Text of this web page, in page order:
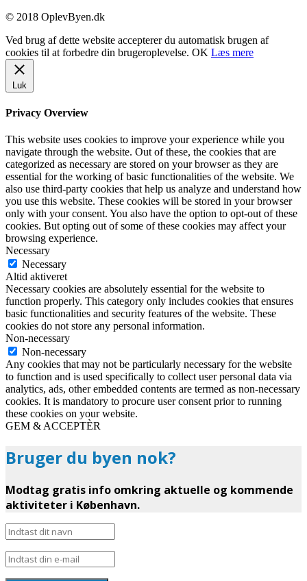
© 2018 OplevByen.dk
Ved brug af dette website accepterer du automatisk brugen af
cookies til at forbedre din brugeroplevelse. OK Læs mere
Luk
Privacy Overview
This website uses cookies to improve your experience while you
navigate through the website. Out of these, the cookies that are
categorized as necessary are stored on your browser as they are
essential for the working of basic functionalities of the website. We
also use third-party cookies that help us analyze and understand how
you use this website. These cookies will be stored in your browser
only with your consent. You also have the option to opt-out of these
cookies. But opting out of some of these cookies may affect your
browsing experience.
Necessary
Necessary
Altid aktiveret
Necessary cookies are absolutely essential for the website to
function properly. This category only includes cookies that ensures
basic functionalities and security features of the website. These
cookies do not store any personal information.
Non-necessary
Non-necessary
Any cookies that may not be particularly necessary for the website
to function and is used specifically to collect user personal data via
analytics, ads, other embedded contents are termed as non-necessary
cookies. It is mandatory to procure user consent prior to running
these cookies on your website.
GEM & ACCEPTÈR
Bruger du byen nok?
Modtag gratis info omkring aktuelle og kommende
aktiviteter i København.